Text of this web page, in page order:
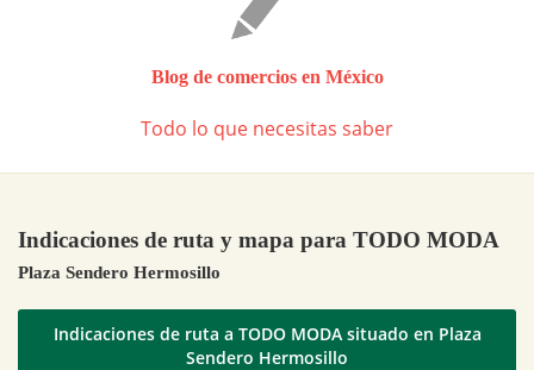
Blog de comercios en México
Todo lo que necesitas saber
Indicaciones de ruta y mapa para TODO MODA
Plaza Sendero Hermosillo
Indicaciones de ruta a TODO MODA situado en Plaza
Sendero Hermosillo